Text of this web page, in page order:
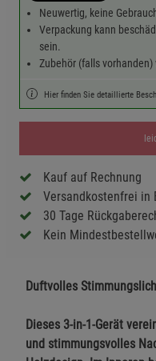
Neuwertig, keine
Verpackung kann
sein.
Zubehör (falls
Hier finden Sie detaillierte
Kauf auf Rechnung
Versandkostenfrei in
30 Tage
Kein
Duftvolles
Dieses 3-in-1-Gerät
und stimmungsvolles